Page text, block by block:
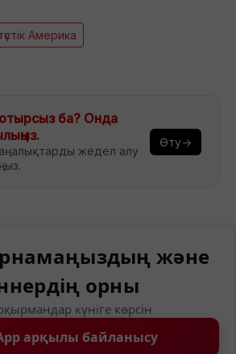
Америка
ба? Онда
жедел алу
Өту→
және
орны
күніге көрсін
арқылы байланысу